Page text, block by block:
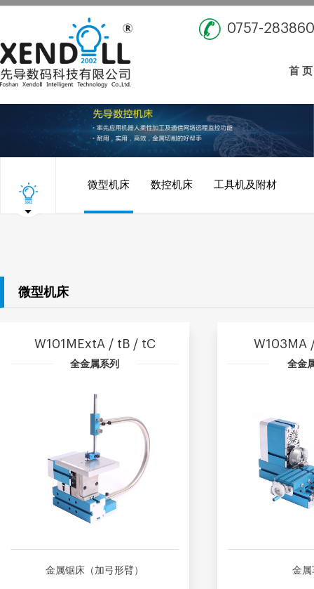
0757-
首 页
微型机床 数控机床 工具机及附材
微型机床
W101MExtA / tB / tC
全金属系列
金属锯床（加弓形臂）
W103MA
全金
金属